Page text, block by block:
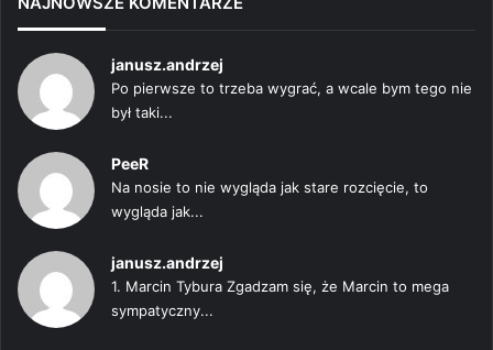
janusz.andrzej
Po pierwsze to trzeba wygrać, a wcale bym tego nie
był taki...
PeeR
Na nosie to nie wygląda jak stare rozcięcie, to
wygląda jak...
janusz.andrzej
1. Marcin Tybura Zgadzam się, że Marcin to mega
sympatyczny...